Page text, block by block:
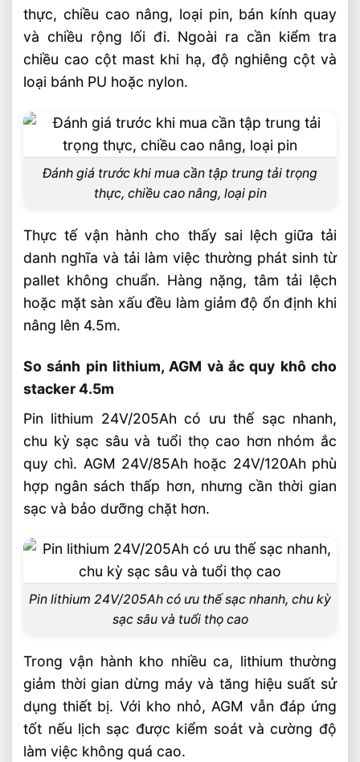
thực, chiều cao nâng, loại pin, bán kính quay
và chiều rộng lối đi. Ngoài ra cần kiểm tra
chiều cao cột mast khi hạ, độ nghiêng cột và
loại bánh PU hoặc nylon.
Đánh giá trước khi mua cần tập trung tải trọng
thực, chiều cao nâng, loại pin
Thực tế vận hành cho thấy sai lệch giữa tải
danh nghĩa và tải làm việc thường phát sinh từ
pallet không chuẩn. Hàng nặng, tâm tải lệch
hoặc mặt sàn xấu đều làm giảm độ ổn định khi
nâng lên 4.5m.
So sánh pin lithium, AGM và ắc quy khô cho
stacker 4.5m
Pin lithium 24V/205Ah có ưu thế sạc nhanh,
chu kỳ sạc sâu và tuổi thọ cao hơn nhóm ắc
quy chì. AGM 24V/85Ah hoặc 24V/120Ah phù
hợp ngân sách thấp hơn, nhưng cần thời gian
sạc và bảo dưỡng chặt hơn.
Pin lithium 24V/205Ah có ưu thế sạc nhanh, chu kỳ
sạc sâu và tuổi thọ cao
Trong vận hành kho nhiều ca, lithium thường
giảm thời gian dừng máy và tăng hiệu suất sử
dụng thiết bị. Với kho nhỏ, AGM vẫn đáp ứng
tốt nếu lịch sạc được kiểm soát và cường độ
làm việc không quá cao.